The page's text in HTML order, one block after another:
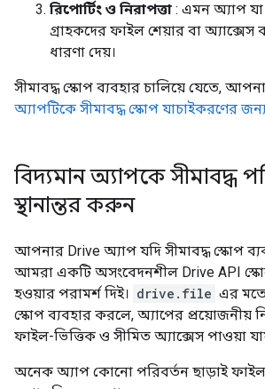
রিপোর্টিং ও নিরাপত্তা : এমন অ্যাপ যা
গ্রাহকদের ফাইল শেয়ার বা অ্যাক্সেস
ধারণা দেয়।
সীমাবদ্ধ স্কোপ ব্যবহার চালিয়ে যেতে,
অ্যাপটিকে সীমাবদ্ধ স্কোপ যাচাইকরণের
বিদ্যমান অ্যাপকে সীমাবদ্ধ
স্থানান্তর করুন
আপনার Drive অ্যাপ যদি সীমাবদ্ধ স্কোপ
আমরা একটি অসংবেদনশীল Drive API
হওয়ার পরামর্শ দিই। drive.file এর
স্কোপ ব্যবহার করলে, অ্যাপের প্রয়োজনীয়
ফাইল-ভিত্তিক ও সীমিত অ্যাক্সেস পাওয়া
অনেক অ্যাপ কোনো পরিবর্তন ছাড়াই ফাইল-